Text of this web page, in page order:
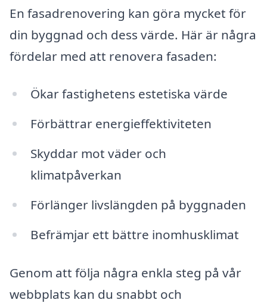
En fasadrenovering kan göra mycket för
din byggnad och dess värde. Här är några
fördelar med att renovera fasaden:
Ökar fastighetens estetiska värde
Förbättrar energieffektiviteten
Skyddar mot väder och
klimatpåverkan
Förlänger livslängden på byggnaden
Befrämjar ett bättre inomhusklimat
Genom att följa några enkla steg på vår
webbplats kan du snabbt och